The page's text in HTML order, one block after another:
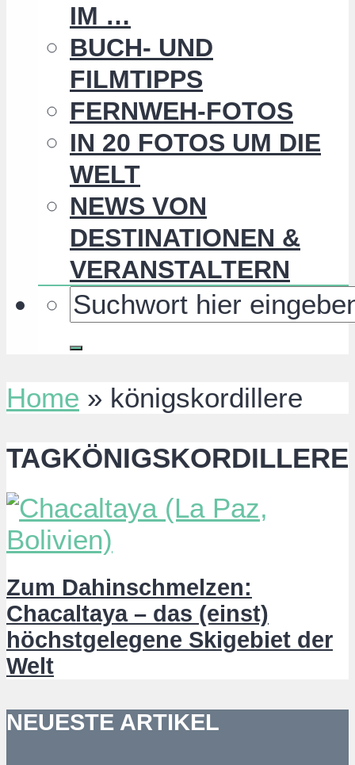
IM …
BUCH- UND
FILMTIPPS
FERNWEH-FOTOS
IN 20 FOTOS UM DIE
WELT
NEWS VON
DESTINATIONEN &
VERANSTALTERN
Home » königskordillere
TAGKÖNIGSKORDILLERE
Zum Dahinschmelzen:
Chacaltaya – das (einst)
höchstgelegene Skigebiet der
Welt
NEUESTE ARTIKEL